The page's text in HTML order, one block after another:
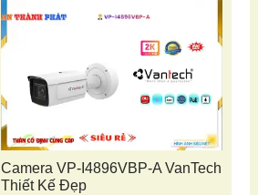
Camera VP-I4896VBP-A VanTech
Thiết Kế Đẹp